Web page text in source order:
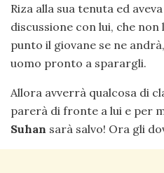
Riza alla sua tenuta ed
discussione con lui, che
punto il giovane se ne
uomo pronto a sparargli.
Allora avverrà qualcosa di
parerà di fronte a lui e per
Suhan sarà salvo! Ora gli